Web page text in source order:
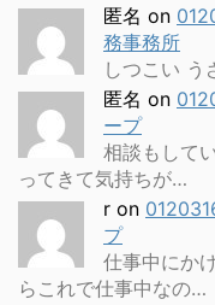
匿名 on
務事務所
しつこい う
匿名 on
ープ
相談もして
ってきて気持ちが…
r on
プ
仕事中にか
らこれで仕事中なの…